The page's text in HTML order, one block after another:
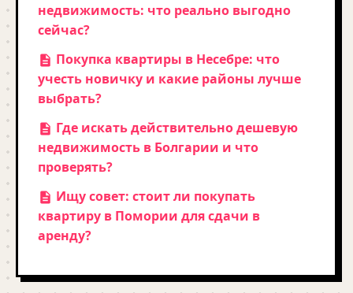
недвижимость: что реально выгодно
сейчас?
Покупка квартиры в Несебре: что
учесть новичку и какие районы лучше
выбрать?
Где искать действительно дешевую
недвижимость в Болгарии и что
проверять?
Ищу совет: стоит ли покупать
квартиру в Помории для сдачи в
аренду?